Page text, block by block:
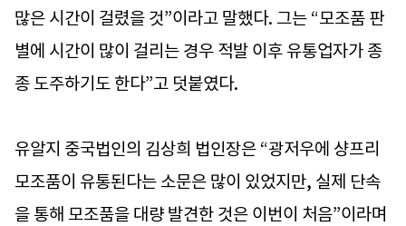
많은 시간이 걸렸을 것”이라고 말했다. 그는 “모조품 판
별에 시간이 많이 걸리는 경우 적발 이후 유통업자가 종
종 도주하기도 한다”고 덧붙였다.
유알지 중국법인의 김상희 법인장은 “광저우에 샹프리
모조품이 유통된다는 소문은 많이 있었지만, 실제 단속
을 통해 모조품을 대량 발견한 것은 이번이 처음”이라며